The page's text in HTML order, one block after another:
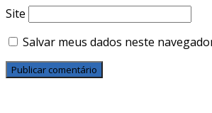
Site
Salvar meus dados neste